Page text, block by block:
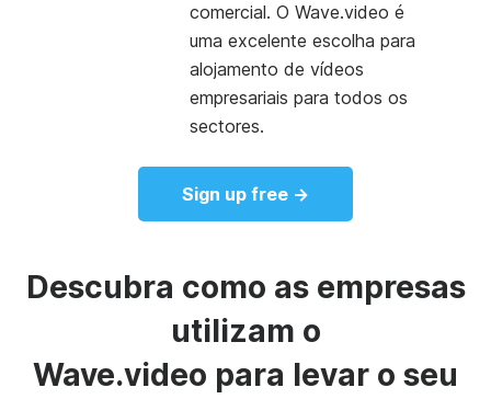
comercial. O Wave.video é
uma excelente escolha para
alojamento de vídeos
empresariais para todos os
sectores.
Sign up free →
Descubra como as empresas
utilizam o
Wave.video para levar o seu